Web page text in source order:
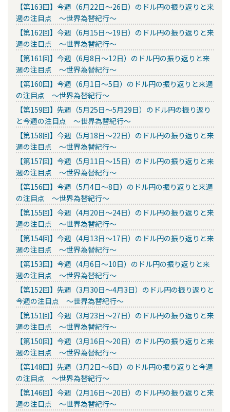
【第163回】今週（6月22日～26日）のドル円の振り返りと来
週の注目点 ～世界為替紀行～
【第162回】今週（6月15日～19日）のドル円の振り返りと来
週の注目点 ～世界為替紀行～
【第161回】今週（6月8日～12日）のドル円の振り返りと来
週の注目点 ～世界為替紀行～
【第160回】今週（6月1日～5日）のドル円の振り返りと来週
の注目点 ～世界為替紀行～
【第159回】先週（5月25日～5月29日）のドル円の振り返り
と今週の注目点 ～世界為替紀行～
【第158回】今週（5月18日～22日）のドル円の振り返りと来
週の注目点 ～世界為替紀行～
【第157回】今週（5月11日～15日）のドル円の振り返りと来
週の注目点 ～世界為替紀行～
【第156回】今週（5月4日～8日）のドル円の振り返りと来週
の注目点 ～世界為替紀行～
【第155回】今週（4月20日～24日）のドル円の振り返りと来
週の注目点 ～世界為替紀行～
【第154回】今週（4月13日～17日）のドル円の振り返りと来
週の注目点 ～世界為替紀行～
【第153回】今週（4月6日～10日）のドル円の振り返りと来
週の注目点 ～世界為替紀行～
【第152回】先週（3月30日～4月3日）のドル円の振り返りと
今週の注目点 ～世界為替紀行～
【第151回】今週（3月23日～27日）のドル円の振り返りと来
週の注目点 ～世界為替紀行～
【第150回】今週（3月16日～20日）のドル円の振り返りと来
週の注目点 ～世界為替紀行～
【第148回】先週（3月2日～6日）のドル円の振り返りと今週
の注目点 ～世界為替紀行～
【第146回】今週（2月16日～20日）のドル円の振り返りと来
週の注目点 ～世界為替紀行～